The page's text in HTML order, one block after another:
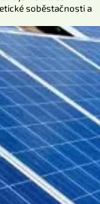
soběstačnosti a